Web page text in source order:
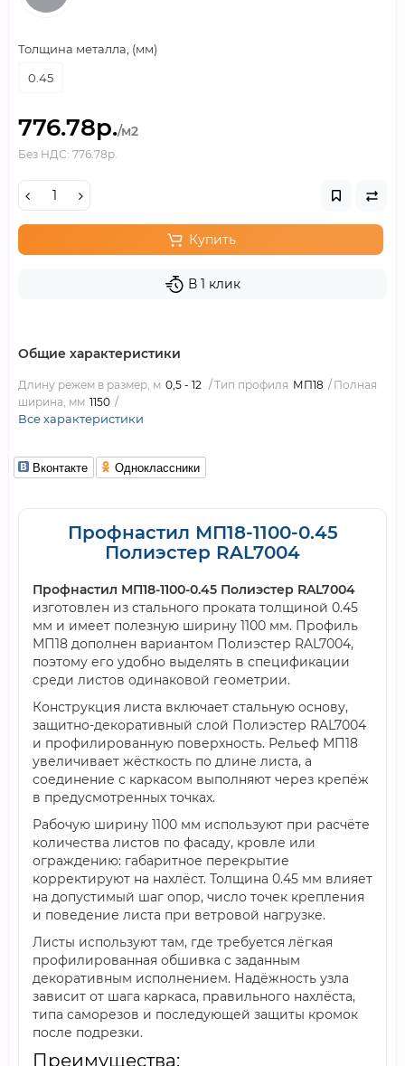
Толщина металла, (мм)
0.45
776.78р./м2
Без НДС: 776.78р.
Купить
В 1 клик
Общие характеристики
Длину режем в размер, м 0,5 - 12 Тип профиля МП18
Полная
ширина, мм 1150
Все характеристики
Вконтакте Одноклассники
Профнастил МП18-1100-0.45
Полиэстер RAL7004
Профнастил МП18-1100-0.45 Полиэстер RAL7004
изготовлен из стального проката толщиной 0.45
мм и имеет полезную ширину 1100 мм. Профиль
МП18 дополнен вариантом Полиэстер RAL7004,
поэтому его удобно выделять в спецификации
среди листов одинаковой геометрии.
Конструкция листа включает стальную основу,
защитно-декоративный слой Полиэстер RAL7004
и профилированную поверхность. Рельеф МП18
увеличивает жёсткость по длине листа, а
соединение с каркасом выполняют через крепёж
в предусмотренных точках.
Рабочую ширину 1100 мм используют при расчёте
количества листов по фасаду, кровле или
ограждению: габаритное перекрытие
корректируют на нахлёст. Толщина 0.45 мм влияет
на допустимый шаг опор, число точек крепления
и поведение листа при ветровой нагрузке.
Листы используют там, где требуется лёгкая
профилированная обшивка с заданным
декоративным исполнением. Надёжность узла
зависит от шага каркаса, правильного нахлёста,
типа саморезов и последующей защиты кромок
после подрезки.
Преимущества: